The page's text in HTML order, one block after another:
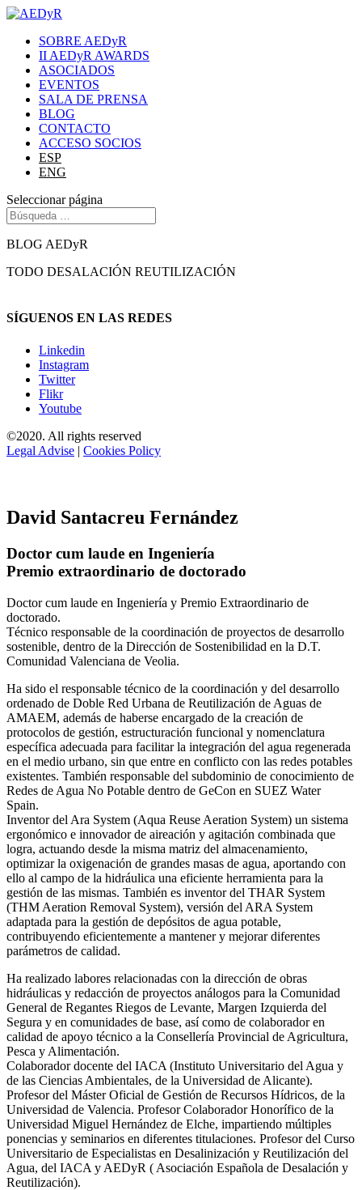
SOBRE AEDyR
II AEDyR AWARDS
ASOCIADOS
EVENTOS
SALA DE PRENSA
BLOG
CONTACTO
ACCESO SOCIOS
ESP
ENG
Seleccionar página
BLOG AEDyR
TODO DESALACIÓN REUTILIZACIÓN
SÍGUENOS EN LAS REDES
Linkedin
Instagram
Twitter
Flikr
Youtube
©2020. All rights reserved
Legal Advise | Cookies Policy
David Santacreu Fernández
Doctor cum laude en Ingeniería
Premio extraordinario de doctorado
Doctor cum laude en Ingeniería y Premio Extraordinario de
doctorado.
Técnico responsable de la coordinación de proyectos de desarrollo
sostenible, dentro de la Dirección de Sostenibilidad en la D.T.
Comunidad Valenciana de Veolia.
Ha sido el responsable técnico de la coordinación y del desarrollo
ordenado de Doble Red Urbana de Reutilización de Aguas de
AMAEM, además de haberse encargado de la creación de
protocolos de gestión, estructuración funcional y nomenclatura
específica adecuada para facilitar la integración del agua regenerada
en el medio urbano, sin que entre en conflicto con las redes potables
existentes. También responsable del subdominio de conocimiento de
Redes de Agua No Potable dentro de GeCon en SUEZ Water
Spain.
Inventor del Ara System (Aqua Reuse Aeration System) un sistema
ergonómico e innovador de aireación y agitación combinada que
logra, actuando desde la misma matriz del almacenamiento,
optimizar la oxigenación de grandes masas de agua, aportando con
ello al campo de la hidráulica una eficiente herramienta para la
gestión de las mismas. También es inventor del THAR System
(THM Aeration Removal System), versión del ARA System
adaptada para la gestión de depósitos de agua potable,
contribuyendo eficientemente a mantener y mejorar diferentes
parámetros de calidad.
Ha realizado labores relacionadas con la dirección de obras
hidráulicas y redacción de proyectos análogos para la Comunidad
General de Regantes Riegos de Levante, Margen Izquierda del
Segura y en comunidades de base, así como de colaborador en
calidad de apoyo técnico a la Consellería Provincial de Agricultura,
Pesca y Alimentación.
Colaborador docente del IACA (Instituto Universitario del Agua y
de las Ciencias Ambientales, de la Universidad de Alicante).
Profesor del Máster Oficial de Gestión de Recursos Hídricos, de la
Universidad de Valencia. Profesor Colaborador Honorífico de la
Universidad Miguel Hernández de Elche, impartiendo múltiples
ponencias y seminarios en diferentes titulaciones. Profesor del Curso
Universitario de Especialistas en Desalinización y Reutilización del
Agua, del IACA y AEDyR ( Asociación Española de Desalación y
Reutilización).